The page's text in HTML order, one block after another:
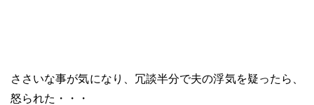
ささいな事が気になり、冗談半分で夫の浮気を疑ったら、
怒られた・・・